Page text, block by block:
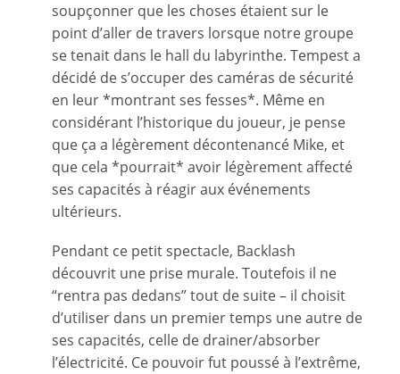
soupçonner que les choses étaient sur le
point d’aller de travers lorsque notre groupe
se tenait dans le hall du labyrinthe. Tempest a
décidé de s’occuper des caméras de sécurité
en leur *montrant ses fesses*. Même en
considérant l’historique du joueur, je pense
que ça a légèrement décontenancé Mike, et
que cela *pourrait* avoir légèrement affecté
ses capacités à réagir aux événements
ultérieurs.
Pendant ce petit spectacle, Backlash
découvrit une prise murale. Toutefois il ne
“rentra pas dedans” tout de suite – il choisit
d’utiliser dans un premier temps une autre de
ses capacités, celle de drainer/absorber
l’électricité. Ce pouvoir fut poussé à l’extrême,